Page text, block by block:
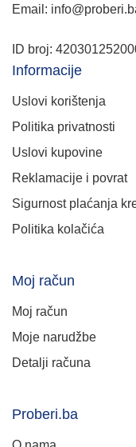
Email:
ID broj:
Informacije
Uslovi korištenja
Politika privatnosti
Uslovi kupovine
Reklamacije i povrat
Sigurnost plaćanja
Politika kolačića
Moj račun
Moj račun
Moje narudžbe
Detalji računa
Proberi.ba